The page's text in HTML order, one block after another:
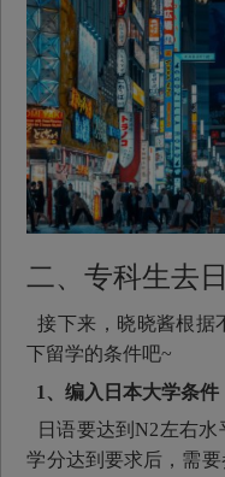
二、专科生去
接下来，晓晓酱根据
下留学的条件吧~
1、编入日本大学条件
日语要达到N2左右水
学分达到要求后，需